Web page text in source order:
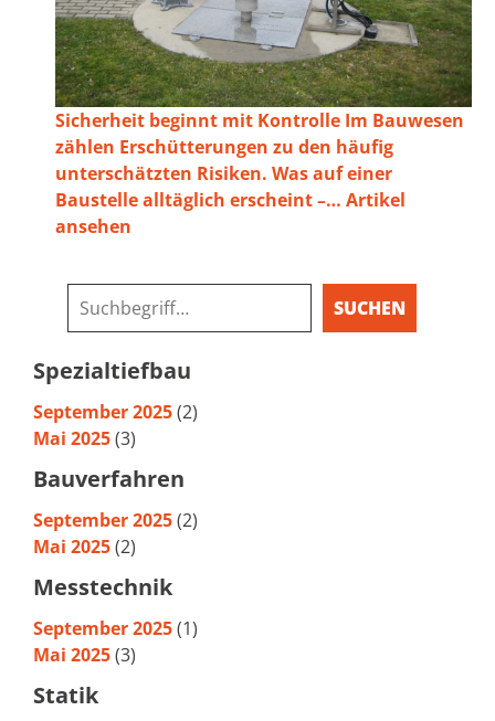
Sicherheit beginnt mit Kontrolle Im Bauwesen
zählen Erschütterungen zu den häufig
unterschätzten Risiken. Was auf einer
Baustelle alltäglich erscheint –… Artikel
ansehen
SUCHEN
Spezialtiefbau
September 2025(2)
Mai 2025(3)
Bauverfahren
September 2025(2)
Mai 2025(2)
Messtechnik
September 2025(1)
Mai 2025(3)
Statik